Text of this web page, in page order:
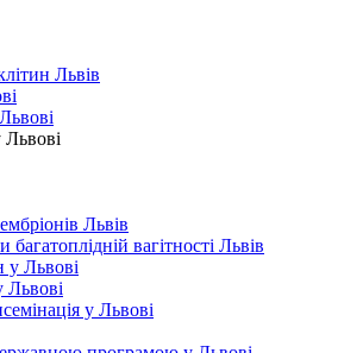
Львів
Львові
Львів
багатоплідній вагітності Львів
у Львові
Львові
у Львові